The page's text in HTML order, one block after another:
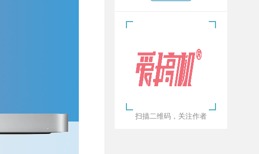
扫描二维码，关注作者